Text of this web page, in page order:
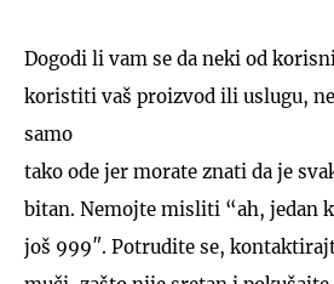
Dogodi li vam se da neki od
koristiti vaš proizvod ili uslugu,
samo
tako ode jer morate znati da je
bitan. Nemojte misliti “ah, jedan
još 999″. Potrudite se,